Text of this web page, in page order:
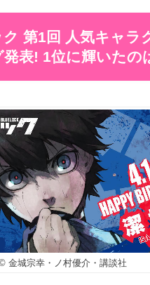
第1回 人気キャラ
発表! 1位に輝いたの
金城宗幸・ノ村優介・講談社